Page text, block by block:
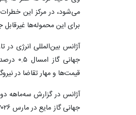
می‌شود، در مرکز این خطرات
برای این محموله‌ها
قیمت‌ها و مهار تقاضا در
آژانس در گزارش سه‌ماهه